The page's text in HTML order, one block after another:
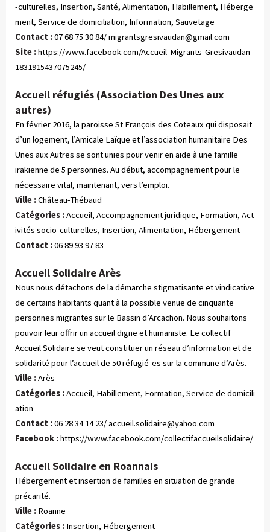
-culturelles, Insertion, Santé, Alimentation, Habillement, Héberge
ment, Service de domiciliation, Information, Sauvetage
Contact :07 68 75 30 84/migrantsgresivaudan@gmail.com
Site :https://www.facebook.com/Accueil-Migrants-Gresivaudan-
1831915437075245/
Accueil réfugiés (Association Des Unes aux
autres)
En février 2016, la paroisse St François des Coteaux qui disposait
d’un logement, l’Amicale Laïque et l’association humanitaire Des
Unes aux Autres se sont unies pour venir en aide à une famille
irakienne de 5 personnes. Au début, accompagnement pour le
nécessaire vital, maintenant, vers l’emploi.
Ville :Château-Thébaud
Catégories : Accueil, Accompagnement juridique, Formation, Act
ivités socio-culturelles, Insertion, Alimentation, Hébergement
Contact :06 89 93 97 83
Accueil Solidaire Arès
Nous nous détachons de la démarche stigmatisante et vindicative
de certains habitants quant à la possible venue de cinquante
personnes migrantes sur le Bassin d’Arcachon. Nous souhaitons
pouvoir leur offrir un accueil digne et humaniste. Le collectif
Accueil Solidaire se veut constituer un réseau d’information et de
solidarité pour l’accueil de 50 réfugié-es sur la commune d’Arès.
Ville :Arès
Catégories : Accueil, Habillement, Formation, Service de domicili
ation
Contact :06 28 34 14 23/accueil.solidaire@yahoo.com
Facebook :https://www.facebook.com/collectifaccueilsolidaire/
Accueil Solidaire en Roannais
Hébergement et insertion de familles en situation de grande
précarité.
Ville : Roanne
Catégories : Insertion, Hébergement